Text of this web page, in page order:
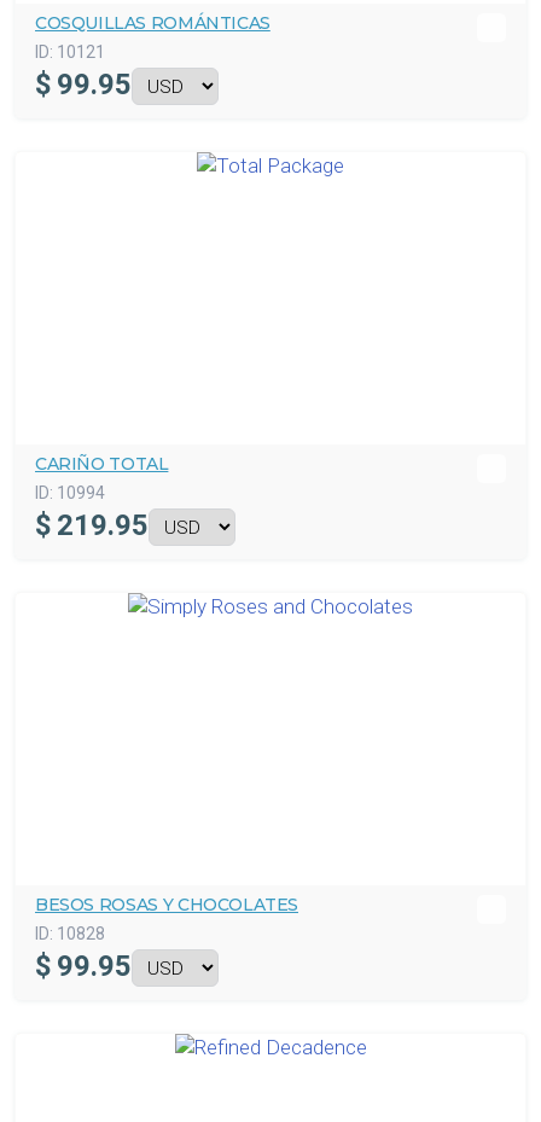
COSQUILLAS ROMÁNTICAS
ID: 10121
$ 99.95
CARIÑO TOTAL
ID: 10994
$ 219.95
BESOS ROSAS Y CHOCOLATES
ID: 10828
$ 99.95